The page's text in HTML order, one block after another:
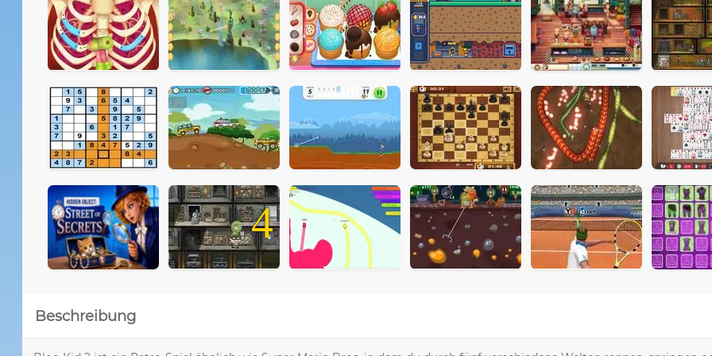
4
Beschreibung